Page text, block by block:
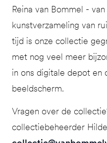
Reina van Bommel -
kunstverzameling van
tijd is onze collectie
met nog veel meer
in ons digitale depot en
beeldscherm.
Vragen over de
collectiebeheerder